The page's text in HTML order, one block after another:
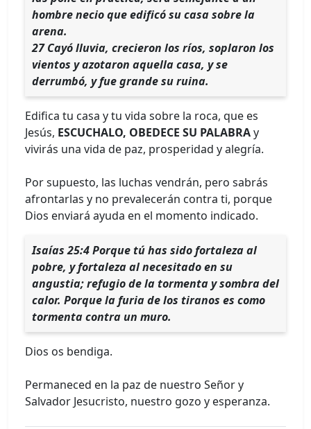
hombre necio que edificó su casa sobre la
arena.
27 Cayó lluvia, crecieron los ríos, soplaron los
vientos y azotaron aquella casa, y se
derrumbó, y fue grande su ruina.
Edifica tu casa y tu vida sobre la roca, que es
Jesús, ESCUCHALO, OBEDECE SU PALABRAy
vivirás una vida de paz, prosperidad y alegría.
Por supuesto, las luchas vendrán, pero sabrás
afrontarlas y no prevalecerán contra ti, porque
Dios enviará ayuda en el momento indicado.
Isaías 25:4 Porque tú has sido fortaleza al
pobre, y fortaleza al necesitado en su
angustia; refugio de la tormenta y sombra del
calor. Porque la furia de los tiranos es como
tormenta contra un muro.
Dios os bendiga.
Permaneced en la paz de nuestro Señor y
Salvador Jesucristo, nuestro gozo y esperanza.